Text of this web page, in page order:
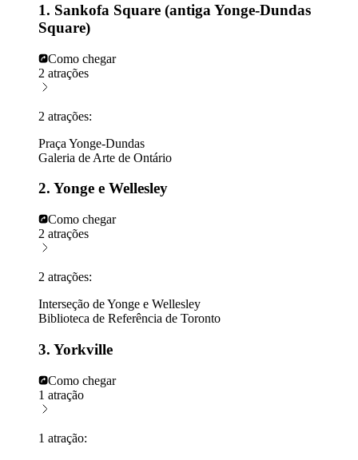
1. Sankofa Square (antiga Yonge-Dundas
Square)
Como chegar
2 atrações
2 atrações:
Praça Yonge-Dundas
Galeria de Arte de Ontário
2. Yonge e Wellesley
Como chegar
2 atrações
2 atrações:
Interseção de Yonge e Wellesley
Biblioteca de Referência de Toronto
3. Yorkville
Como chegar
1 atração
1 atração: